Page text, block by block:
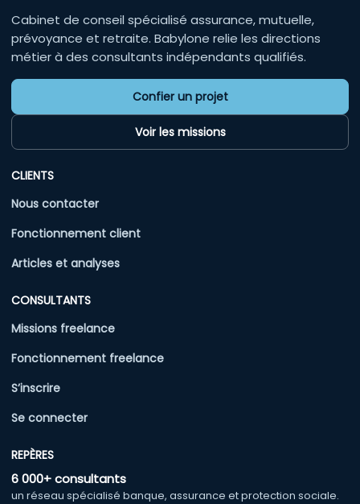
Cabinet de conseil spécialisé assurance, mutuelle,
prévoyance et retraite. Babylone relie les directions
métier à des consultants indépendants qualifiés.
Confier un projet
Voir les missions
CLIENTS
Nous contacter
Fonctionnement client
Articles et analyses
CONSULTANTS
Missions freelance
Fonctionnement freelance
S’inscrire
Se connecter
REPÈRES
6 000+ consultants
un réseau spécialisé banque, assurance et protection sociale.